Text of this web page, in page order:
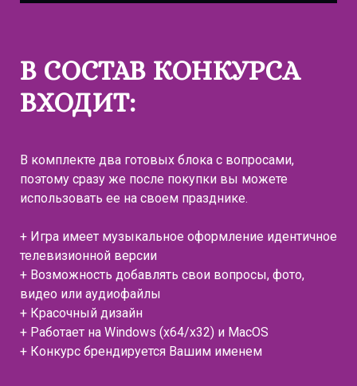
В СОСТАВ КОНКУРСА
ВХОДИТ:
В комплекте два готовых блока с вопросами,
поэтому сразу же после покупки вы можете
использовать ее на своем празднике.
+ Игра имеет музыкальное оформление идентичное
телевизионной версии
+ Возможность добавлять свои вопросы, фото,
видео или аудиофайлы
+ Красочный дизайн
+ Работает на Windows (x64/x32) и MacOS
+ Конкурс брендируется Вашим именем